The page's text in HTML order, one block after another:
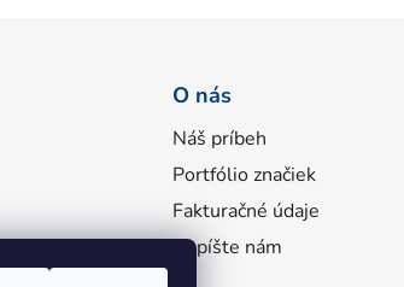
O nás
Náš príbeh
Portfólio značiek
Fakturačné údaje
Napíšte nám